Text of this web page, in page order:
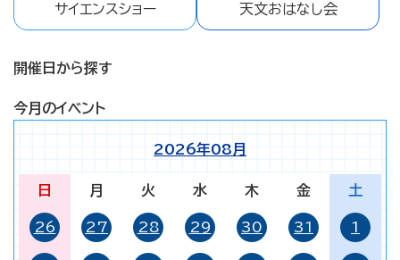
サイエンスショー 天文おはなし会
開催日から探す
今月のイベント
2026年08月
日 月 火 水 木 金 土
26 27 28 29 30 31 1